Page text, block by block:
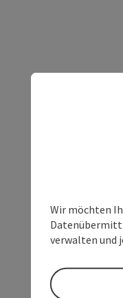
Wir möchten
verwalten und